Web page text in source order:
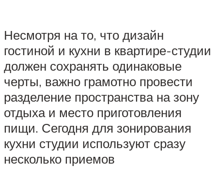
Несмотря на то, что дизайн
гостиной и кухни в квартире-студии
должен сохранять одинаковые
черты, важно грамотно провести
разделение пространства на зону
отдыха и место приготовления
пищи. Сегодня для зонирования
кухни студии используют сразу
несколько приемов